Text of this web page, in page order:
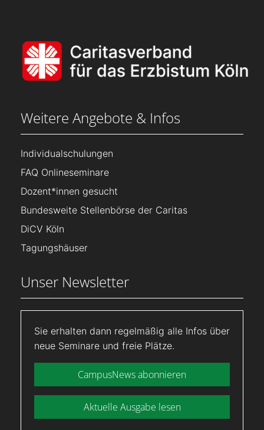
Weitere Angebote & Infos
Individualschulungen
FAQ Onlineseminare
Dozent*innen gesucht
Bundesweite Stellenbörse der Caritas
DiCV Köln
Tagungshäuser
Unser Newsletter
Sie erhalten dann regelmäßig alle Infos über
neue Seminare und freie Plätze.
CampusNews abonnieren
Aktuelle Ausgabe lesen